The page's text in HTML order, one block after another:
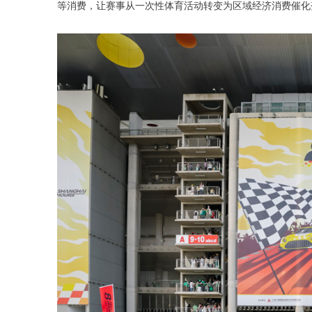
等消费，让赛事从一次性体育活动转变为区域经济消费催